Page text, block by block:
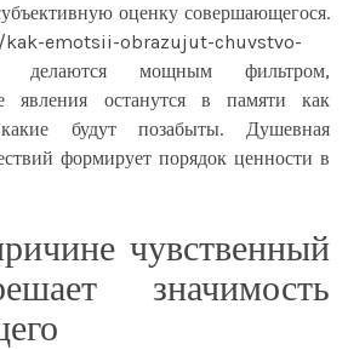
оценку совершающегося.
emotsii-obrazujut-chuvstvo-
делаются мощным фильтром,
явления останутся в памяти как
будут позабыты. Душевная
формирует порядок ценности в
чувственный
значимость